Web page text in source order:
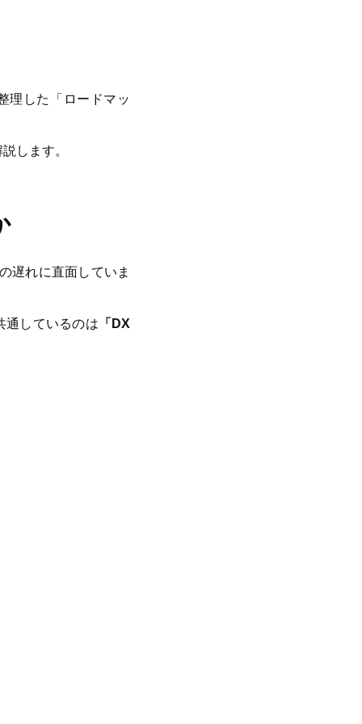
理した「ロードマッ
します。
遅れに直面していま
通しているのは 「DX